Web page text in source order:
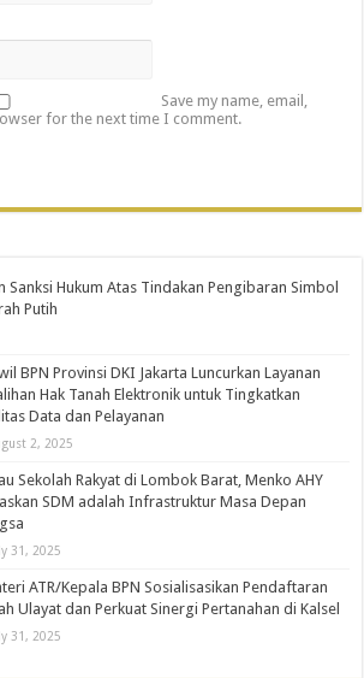
Save my name, email,
for the next time I comment.
Sanksi Hukum Atas Tindakan Pengibaran Simbol
Putih
BPN Provinsi DKI Jakarta Luncurkan Layanan
Hak Tanah Elektronik untuk Tingkatkan
Data dan Pelayanan
2, 2025
Sekolah Rakyat di Lombok Barat, Menko AHY
SDM adalah Infrastruktur Masa Depan
31, 2025
ATR/Kepala BPN Sosialisasikan Pendaftaran
Ulayat dan Perkuat Sinergi Pertanahan di Kalsel
31, 2025